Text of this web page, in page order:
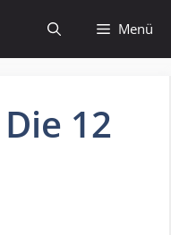
Menü
12